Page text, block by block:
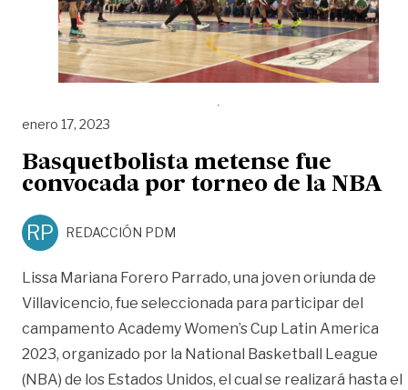
enero 17, 2023
Basquetbolista metense fue
convocada por torneo de la NBA
RP REDACCIÓN PDM
Lissa Mariana Forero Parrado, una joven oriunda de
Villavicencio, fue seleccionada para participar del
campamento Academy Women’s Cup Latin America
2023, organizado por la National Basketball League
(NBA) de los Estados Unidos, el cual se realizará hasta el